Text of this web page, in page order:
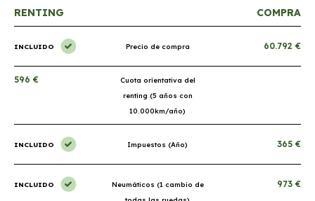
RENTING COMPRA
INCLUIDO Precio de compra 60.792 €
596 €
Cuota orientativa del
renting (5 años con
10.000km/año)
INCLUIDO Impuestos (Año) 365 €
INCLUIDO
Neumáticos (1 cambio de
973 €